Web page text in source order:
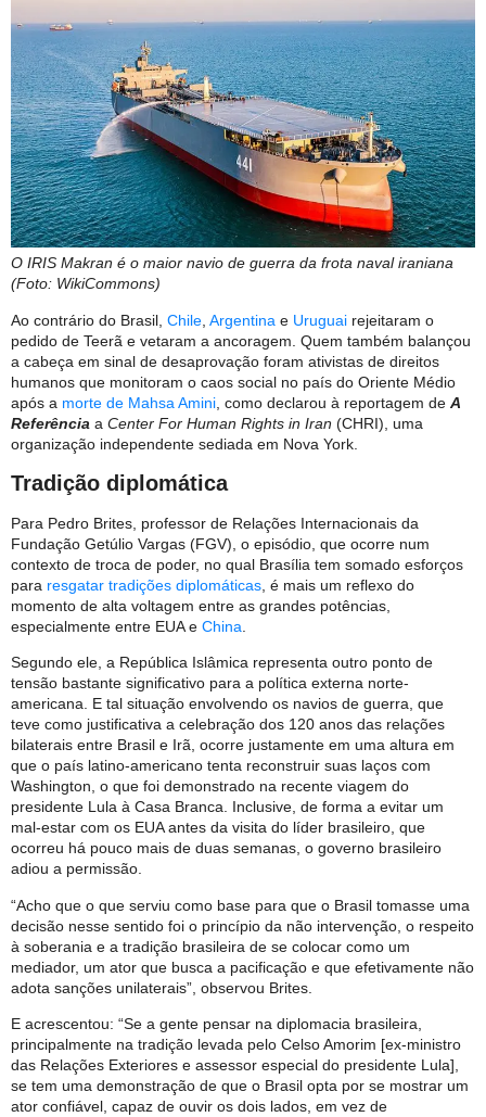
O IRIS Makran é o maior navio de guerra da frota naval iraniana
(Foto: WikiCommons)
Ao contrário do Brasil, Chile Argentina e Uruguai rejeitaram o
pedido de Teerã e vetaram a ancoragem. Quem também balançou
a cabeça em sinal de desaprovação foram ativistas de direitos
humanos que monitoram o caos social no país do Oriente Médio
após a morte de Mahsa Amini , como declarou à reportagem de A
Referência a Center For Human Rights in Iran (CHRI), uma
organização independente sediada em Nova York.
Tradição diplomática
Para Pedro Brites, professor de Relações Internacionais da
Fundação Getúlio Vargas (FGV), o episódio, que ocorre num
contexto de troca de poder, no qual Brasília tem somado esforços
para resgatar tradições diplomáticas , é mais um reflexo do
momento de alta voltagem entre as grandes potências,
especialmente entre EUA e China
Segundo ele, a República Islâmica representa outro ponto de
tensão bastante significativo para a política externa norte-
americana. E tal situação envolvendo os navios de guerra, que
teve como justificativa a celebração dos 120 anos das relações
bilaterais entre Brasil e Irã, ocorre justamente em uma altura em
que o país latino-americano tenta reconstruir suas laços com
Washington, o que foi demonstrado na recente viagem do
presidente Lula à Casa Branca. Inclusive, de forma a evitar um
mal-estar com os EUA antes da visita do líder brasileiro, que
ocorreu há pouco mais de duas semanas, o governo brasileiro
adiou a permissão.
“Acho que o que serviu como base para que o Brasil tomasse uma
decisão nesse sentido foi o princípio da não intervenção, o respeito
à soberania e a tradição brasileira de se colocar como um
mediador, um ator que busca a pacificação e que efetivamente não
adota sanções unilaterais”, observou Brites.
E acrescentou: “Se a gente pensar na diplomacia brasileira,
principalmente na tradição levada pelo Celso Amorim [ex-ministro
das Relações Exteriores e assessor especial do presidente Lula],
se tem uma demonstração de que o Brasil opta por se mostrar um
ator confiável, capaz de ouvir os dois lados, em vez de